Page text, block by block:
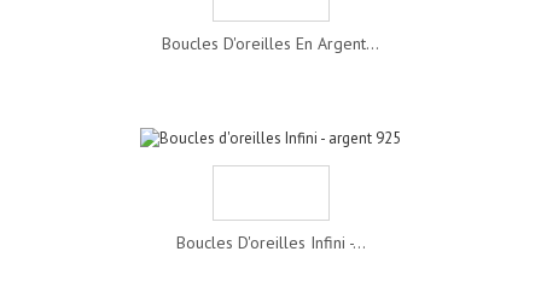
Boucles D'oreilles En Argent...
Boucles D'oreilles Infini -...